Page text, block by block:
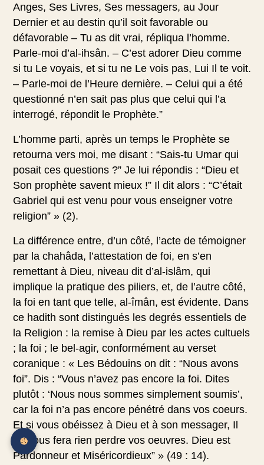
Anges, Ses Livres, Ses messagers, au Jour
Dernier et au destin qu’il soit favorable ou
défavorable – Tu as dit vrai, répliqua l’homme.
Parle-moi d’al-ihsân. – C’est adorer Dieu comme
si tu Le voyais, et si tu ne Le vois pas, Lui Il te voit.
– Parle-moi de l’Heure dernière. – Celui qui a été
questionné n’en sait pas plus que celui qui l’a
interrogé, répondit le Prophète.”
L’homme parti, après un temps le Prophète se
retourna vers moi, me disant : “Sais-tu Umar qui
posait ces questions ?” Je lui répondis : “Dieu et
Son prophète savent mieux !” Il dit alors : “C’était
Gabriel qui est venu pour vous enseigner votre
religion” » (2).
La différence entre, d’un côté, l’acte de témoigner
par la chahâda, l’attestation de foi, en s’en
remettant à Dieu, niveau dit d’al-islâm, qui
implique la pratique des piliers, et, de l’autre côté,
la foi en tant que telle, al-îmân, est évidente. Dans
ce hadith sont distingués les degrés essentiels de
la Religion : la remise à Dieu par les actes cultuels
; la foi ; le bel-agir, conformément au verset
coranique : « Les Bédouins on dit : “Nous avons
foi”. Dis : “Vous n’avez pas encore la foi. Dites
plutôt : ‘Nous nous sommes simplement soumis’,
car la foi n’a pas encore pénétré dans vos coeurs.
Et si vous obéissez à Dieu et à son messager, Il
ne vous fera rien perdre vos oeuvres. Dieu est
Pardonneur et Miséricordieux” » (49 : 14).